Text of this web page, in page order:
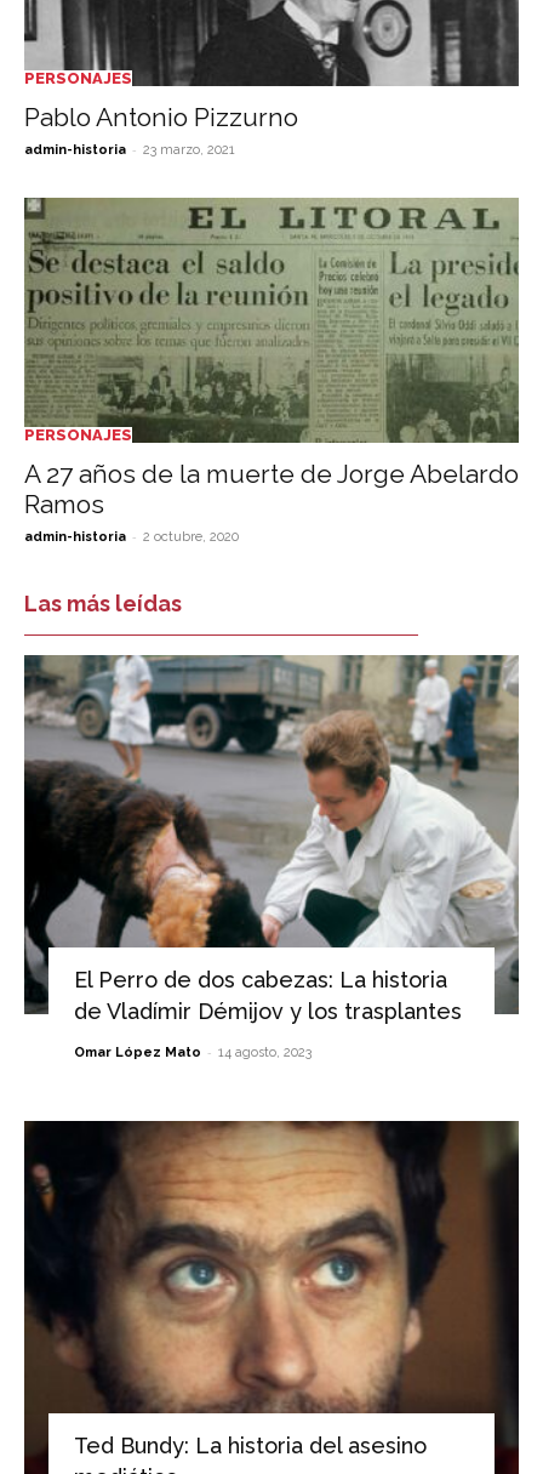
PERSONAJES
Pablo Antonio Pizzurno
admin-historia - 23 marzo, 2021
PERSONAJES
A 27 años de la muerte de Jorge Abelardo
Ramos
admin-historia - 2 octubre, 2020
Las más leídas
El Perro de dos cabezas: La historia
de Vladímir Démijov y los trasplantes
Omar López Mato - 14 agosto, 2023
Ted Bundy: La historia del asesino